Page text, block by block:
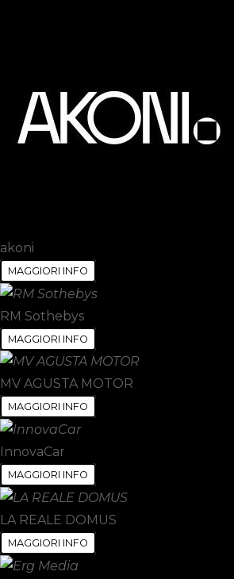
akoni
MAGGIORI INFO
RM Sothebys
MAGGIORI INFO
MV AGUSTA MOTOR
MAGGIORI INFO
InnovaCar
MAGGIORI INFO
LA REALE DOMUS
MAGGIORI INFO